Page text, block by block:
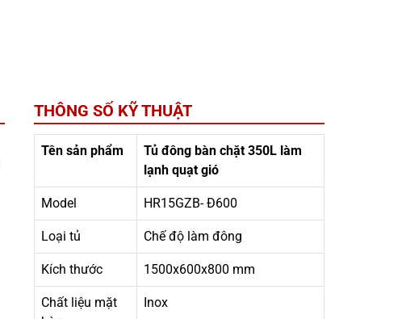
THÔNG SỐ KỸ THUẬT
Tên sản phẩm
Tủ đông bàn chặt 350L làm
lạnh quạt gió
Model HR15GZB- Đ600
Loại tủ Chế độ làm đông
Kích thước 1500x600x800 mm
Chất liệu mặt
Inox